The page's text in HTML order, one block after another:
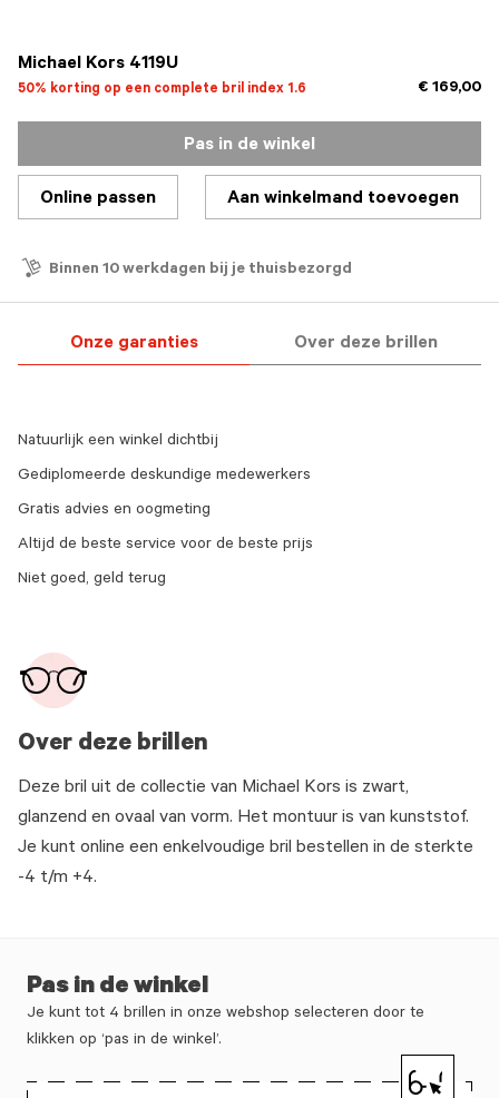
Michael Kors 4119U
50% korting op een complete bril index 1.6 € 169,00
Pas in de winkel
Online passen Aan winkelmand toevoegen
Binnen 10 werkdagen bij je thuisbezorgd
Onze garanties Over deze brillen
Over deze brillen
Deze bril uit de collectie van Michael Kors is zwart,
glanzend en ovaal van vorm. Het montuur is van kunststof.
Je kunt online een enkelvoudige bril bestellen in de sterkte
-4 t/m +4.
Natuurlijk een winkel dichtbij
Gediplomeerde deskundige medewerkers
Gratis advies en oogmeting
Altijd de beste service voor de beste prijs
Niet goed, geld terug
Pas in de winkel
Je kunt tot 4 brillen in onze webshop selecteren door te
klikken op ‘pas in de winkel’.